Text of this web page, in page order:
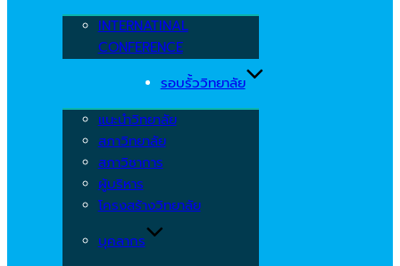
INTERNATINAL
CONFERENCE
รอบรั้ววิทยาลัย
แนะนำวิทยาลัย
สภาวิทยาลัย
สภาวิชาการ
ผู้บริหาร
โครงสร้างวิทยาลัย
บุคลากร